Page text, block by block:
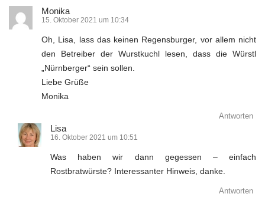
Monika
15. Oktober 2021 um 10:34
Oh, Lisa, lass das keinen Regensburger, vor allem nicht
den Betreiber der Wurstkuchl lesen, dass die Würstl
„Nürnberger“ sein sollen.
Liebe Grüße
Monika
Antworten
Lisa
16. Oktober 2021 um 10:51
Was haben wir dann gegessen – einfach
Rostbratwürste? Interessanter Hinweis, danke.
Antworten